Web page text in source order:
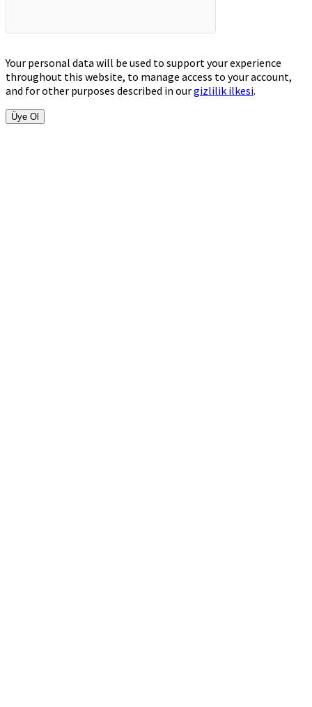
Your personal data will be used to support your experience
throughout this website, to manage access to your account,
and for other purposes described in ourgizlilik ilkesi.
Üye Ol